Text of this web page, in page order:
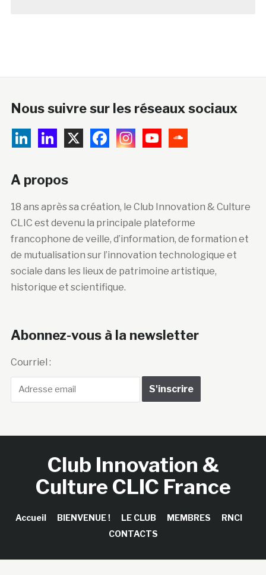
Nous suivre sur les réseaux sociaux
A propos
18 ans après sa création, le Club Innovation & Culture
CLIC est devenu la principale plateforme
francophone de veille, d’information, de formation et
de mutualisation sur l’innovation technologique et
sociale dans les lieux de patrimoine artistique,
historique et scientifique.
Abonnez-vous à la newsletter
Courriel :
Club Innovation &
Culture CLIC France
Accueil BIENVENUE ! LE CLUB MEMBRES
RNCI
CONTACTS